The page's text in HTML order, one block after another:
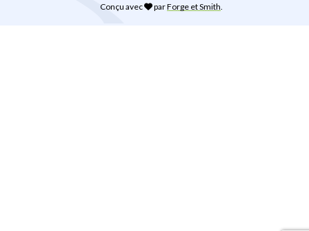
Conçu avec parForge et Smith.